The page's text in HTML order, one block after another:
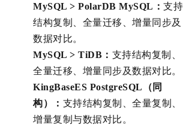
MySQL > PolarDB MySQL： 支持
结构复制、全量迁移、增量同步及
数据对比。
MySQL > TiDB： 支持结构复制、
全量迁移、增量同步及数据对比。
KingBaseES PostgreSQL（同
构）： 支持结构复制、全量复制、
增量复制与数据对比。